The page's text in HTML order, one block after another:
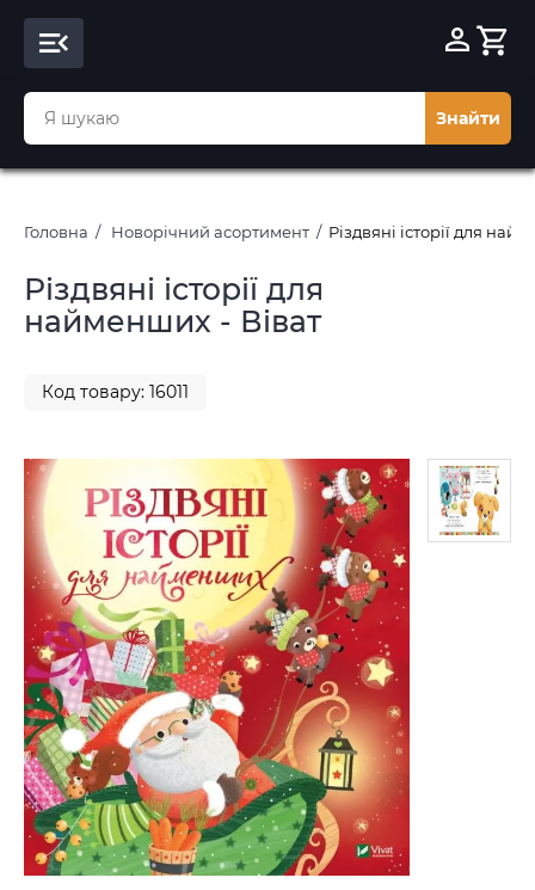
Знайти
Головна Новорічний асортимент Різдвяні історії для
Різдвяні історії для
найменших - Віват
Код товару: 16011